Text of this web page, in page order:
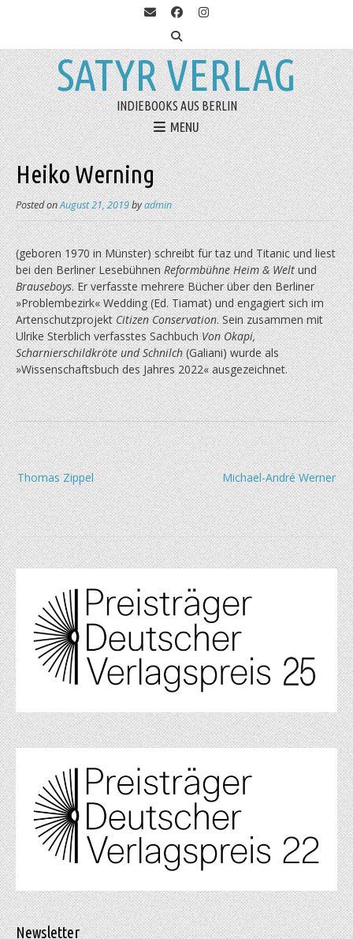
SATYR VERLAG
INDIEBOOKS AUS BERLIN
MENU
Heiko Werning
Posted onAugust 21, 2019byadmin
(geboren 1970 in Münster) schreibt für taz und Titanic und liest
bei den Berliner LesebühnenReformbühne Heim & Weltund
Brauseboys. Er verfasste mehrere Bücher über den Berliner
»Problembezirk« Wedding (Ed. Tiamat) und engagiert sich im
ArtenschutzprojektCitizen Conservation. Sein zusammen mit
Ulrike Sterblich verfasstes SachbuchVon Okapi,
Scharnierschildkröte und Schnilch(Galiani) wurde als
»Wissenschaftsbuch des Jahres 2022« ausgezeichnet.
Beitragsnavigation
Michael-André Werner
Thomas Zippel
Newsletter